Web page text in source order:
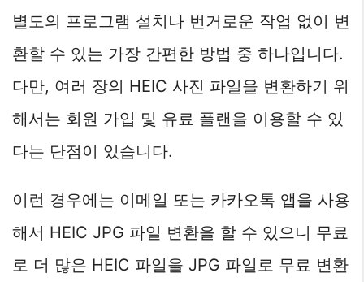
별도의 프로그램 설치나 번거로운 작업 없이 변
환할 수 있는 가장 간편한 방법 중 하나입니다.
다만, 여러 장의 HEIC 사진 파일을 변환하기 위
해서는 회원 가입 및 유료 플랜을 이용할 수 있
다는 단점이 있습니다.
이런 경우에는 이메일 또는 카카오톡 앱을 사용
해서 HEIC JPG 파일 변환을 할 수 있으니 무료
로 더 많은 HEIC 파일을 JPG 파일로 무료 변환